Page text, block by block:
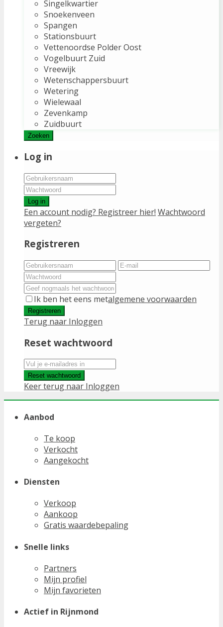
Singelkwartier
Snoekenveen
Spangen
Stationsbuurt
Vettenoordse Polder Oost
Vogelbuurt Zuid
Vreewijk
Wetenschappersbuurt
Wetering
Wielewaal
Zevenkamp
Zuidbuurt
Zoeken
Log in
Log in
Een account nodig? Registreer hier! Wachtwoord
vergeten?
Registreren
Ik ben het eens metalgemene voorwaarden
Registreren
Terug naar Inloggen
Reset wachtwoord
Reset wachtwoord
Keer terug naar Inloggen
Aanbod
Te koop
Verkocht
Aangekocht
Diensten
Verkoop
Aankoop
Gratis waardebepaling
Snelle links
Partners
Mijn profiel
Mijn favorieten
Actief in Rijnmond